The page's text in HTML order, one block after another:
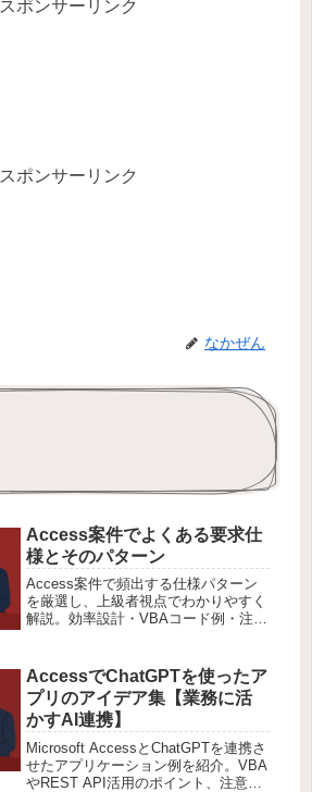
スポンサーリンク
スポンサーリンク
なかぜん
Access案件でよくある要求仕
様とそのパターン
Access案件で頻出する仕様パターン
を厳選し、上級者視点でわかりやすく
解説。効率設計・VBAコード例・注意
AccessでChatGPTを使ったア
プリのアイデア集【業務に活
かすAI連携】
Microsoft AccessとChatGPTを連携さ
せたアプリケーション例を紹介。VBA
やREST API活用のポイント、注意